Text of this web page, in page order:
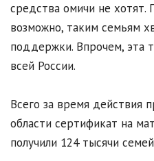
средства омичи не хотят.
возможно, таким семьям
поддержки. Впрочем, эта
всей России.
Всего за время действия
области сертификат на
получили 124 тысячи